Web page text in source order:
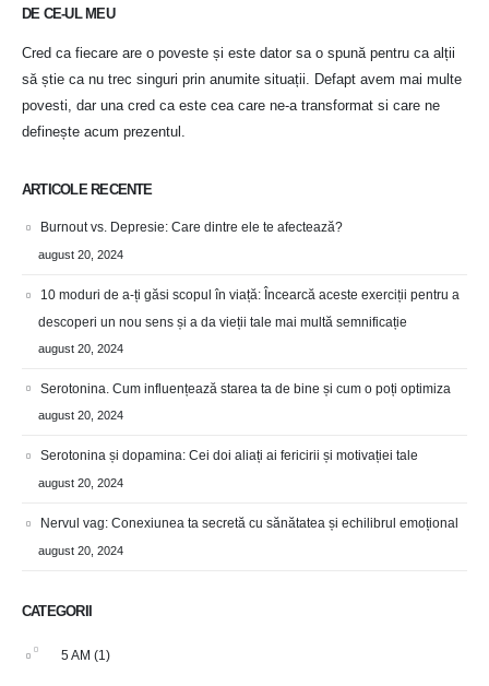
DE CE-UL MEU
Cred ca fiecare are o poveste și este dator sa o spună pentru ca alții
să știe ca nu trec singuri prin anumite situații. Defapt avem mai multe
povesti, dar una cred ca este cea care ne-a transformat si care ne
definește acum prezentul.
ARTICOLE RECENTE
Burnout vs. Depresie: Care dintre ele te afectează?
august 20, 2024
10 moduri de a-ți găsi scopul în viață: Încearcă aceste exerciții pentru a
descoperi un nou sens și a da vieții tale mai multă semnificație
august 20, 2024
Serotonina. Cum influențează starea ta de bine și cum o poți optimiza
august 20, 2024
Serotonina și dopamina: Cei doi aliați ai fericirii și motivației tale
august 20, 2024
Nervul vag: Conexiunea ta secretă cu sănătatea și echilibrul emoțional
august 20, 2024
CATEGORII
5 AM (1)